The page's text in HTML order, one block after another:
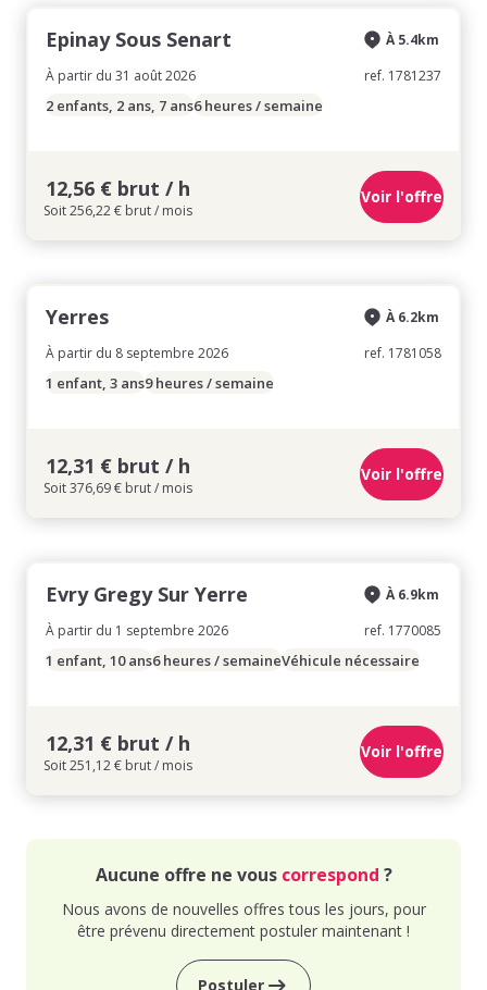
Epinay Sous Senart
À partir du 31 août 2026
À 5.4km
ref. 1781237
2 enfants, 2 ans, 7 ans6 heures / semaine
12,56 € brut / h
Soit 256,22 € brut / mois
Voir l'offre
Yerres
À partir du 8 septembre 2026
À 6.2km
ref. 1781058
1 enfant, 3 ans9 heures / semaine
12,31 € brut / h
Soit 376,69 € brut / mois
Voir l'offre
Evry Gregy Sur Yerre
À partir du 1 septembre 2026
À 6.9km
ref. 1770085
1 enfant, 10 ans6 heures / semaineVéhicule nécessaire
12,31 € brut / h
Soit 251,12 € brut / mois
Voir l'offre
Aucune offre ne vous correspond ?
Nous avons de nouvelles offres tous les jours, pour
être prévenu directement postuler maintenant !
Postuler